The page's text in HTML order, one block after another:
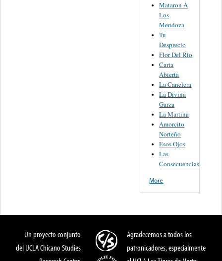
Mataron A
Los
Mendoza
Tu
Desprecio
Flor Del Rio
Carta
Abierta
La Canelera
La Divina
Garza
La Martina
Amorcito
Norteño
Esos Ojos
Las
Consecuencias
More
Un proyecto conjunto
del UCLA Chicano Studies
Agradecemos a todos los
patronicadores, especialmente